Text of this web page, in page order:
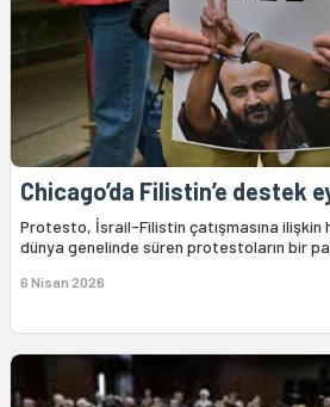
Chicago’da Filistin’e destek
Protesto, İsrail-Filistin çatışmasına ilişkin
dünya genelinde süren protestoların bir
6 Nisan 2026